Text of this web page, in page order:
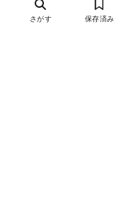
さがす 保存済み